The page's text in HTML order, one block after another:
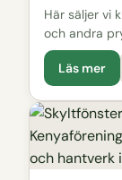
Här säljer vi
och andra
Läs mer